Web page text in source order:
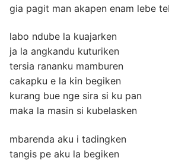
gia pagit man akapen enam lebe
labo ndube la kuajarken
ja la angkandu kuturiken
tersia rananku mamburen
cakapku e la kin begiken
kurang bue nge sira si ku pan
maka la masin si kubelasken
mbarenda aku i tadingken
tangis pe aku la begiken